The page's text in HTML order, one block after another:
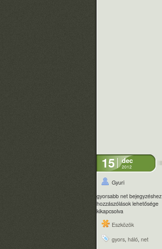
15 dec
2012
Gyuri
gyorsabb net bejegyzéshez
hozzászólások lehetősége
kikapcsolva
Eszközök
gyors, háló, net